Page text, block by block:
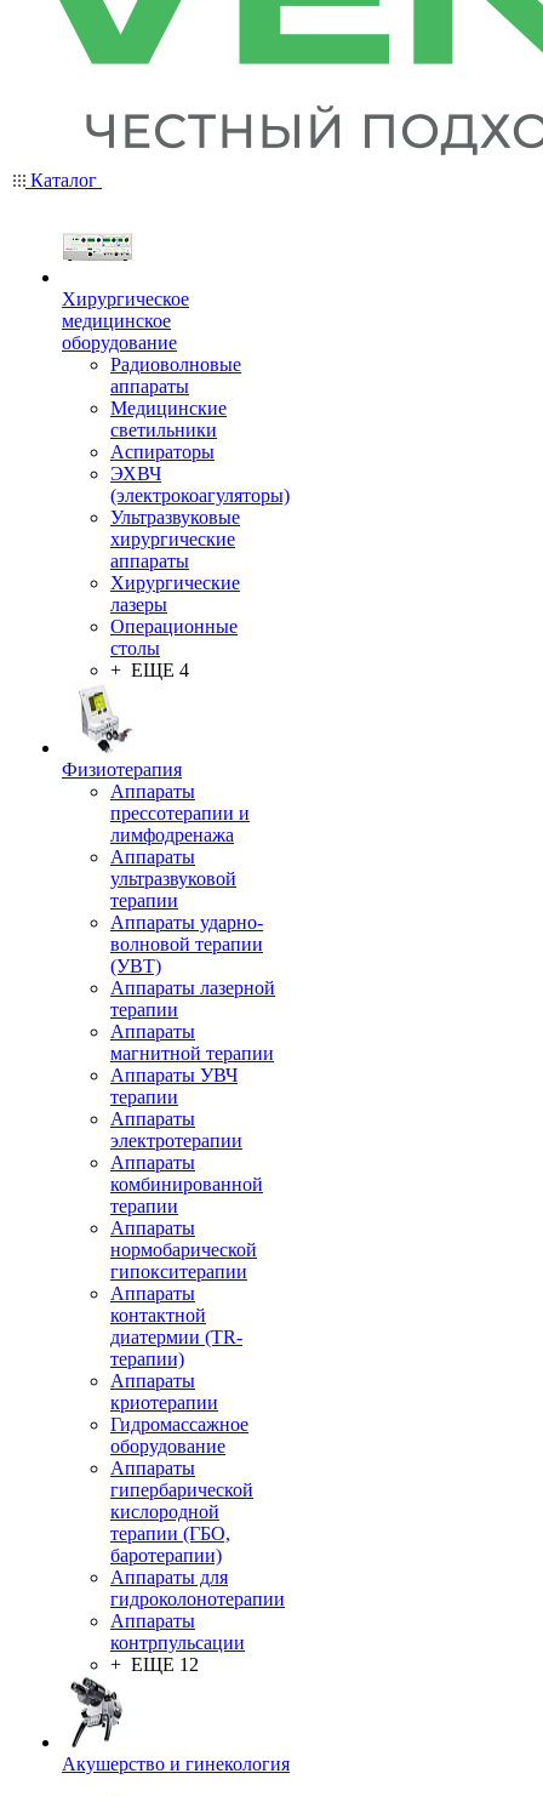
Каталог
Хирургическое
медицинское
оборудование
Радиоволновые
аппараты
Медицинские
светильники
Аспираторы
ЭХВЧ
(электрокоагуляторы)
Ультразвуковые
хирургические
аппараты
Хирургические
лазеры
Операционные
столы
+ ЕЩЕ 4
Физиотерапия
Аппараты
прессотерапии и
лимфодренажа
Аппараты
ультразвуковой
терапии
Аппараты ударно-
волновой терапии
(УВТ)
Аппараты лазерной
терапии
Аппараты
магнитной терапии
Аппараты УВЧ
терапии
Аппараты
электротерапии
Аппараты
комбинированной
терапии
Аппараты
нормобарической
гипокситерапии
Аппараты
контактной
диатермии (TR-
терапии)
Аппараты
криотерапии
Гидромассажное
оборудование
Аппараты
гипербарической
кислородной
терапии (ГБО,
баротерапии)
Аппараты для
гидроколонотерапии
Аппараты
контрпульсации
+ ЕЩЕ 12
Акушерство и гинекология